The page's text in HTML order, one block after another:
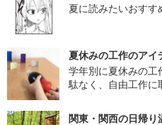
夏に読みたいおすす
夏休みの工作のアイ
学年別に夏休みの工
駄なく、自由工作に
関東・関西の日帰り